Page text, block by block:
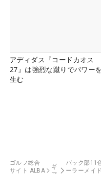
アディダス『コードカオス
27』は強烈な蹴りでパワーを
生む
ゴルフ総合
サイト ALBA
ギ
バック部11
ーラーメイ